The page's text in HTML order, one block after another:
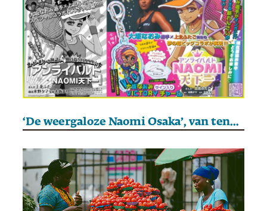
‘De weergaloze Naomi Osaka’, van tenniswonder tot eerste zwarte mangaheldin